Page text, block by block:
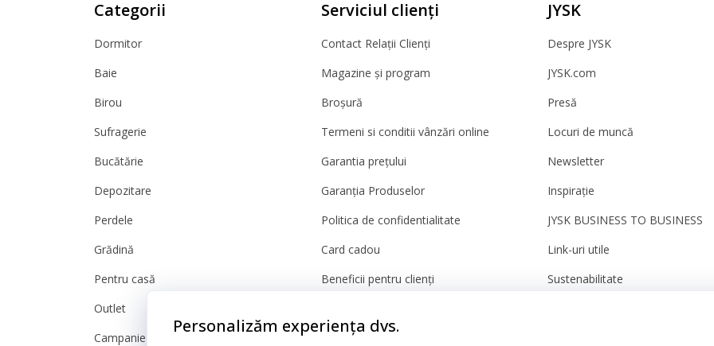
Categorii
Dormitor
Baie
Birou
Sufragerie
Bucătărie
Depozitare
Perdele
Grădină
Pentru casă
Outlet
Campanie
Serviciul clienți
Contact Relații Clienți
Magazine și program
Broșură
Termeni si conditii vânzări online
Garantia prețului
Garanția Produselor
Politica de confidentialitate
Card cadou
Beneficii pentru clienți
JYSK
Despre JYSK
JYSK.com
Presă
Locuri de muncă
Newsletter
Inspirație
JYSK BUSINESS TO BUSINESS
Link-uri utile
Sustenabilitate
Personalizăm experiența dvs.